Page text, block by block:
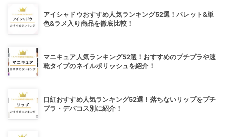
アイシャドウおすすめ人気ランキング52選！パレット&単
色&ラメ入り商品を徹底比較！
マニキュア人気ランキング52選！おすすめのプチプラや速
乾タイプのネイルポリッシュを紹介！
口紅おすすめ人気ランキング52選！落ちないリップをプチ
プラ・デパコス別に紹介！